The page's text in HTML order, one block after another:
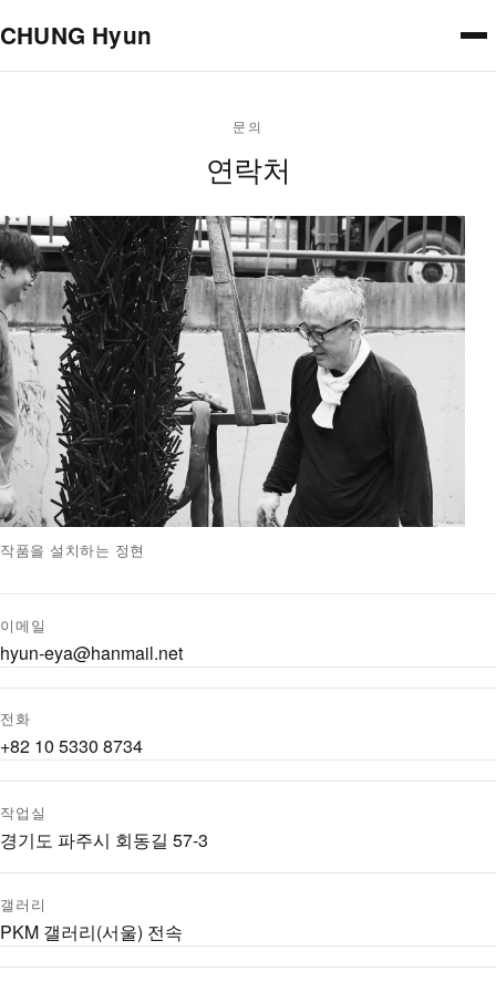
CHUNG Hyun
문의
연락처
작품을 설치하는 정현
이메일
hyun-eya@hanmail.net
전화
+82 10 5330 8734
작업실
경기도 파주시 회동길 57-3
갤러리
PKM 갤러리(서울) 전속